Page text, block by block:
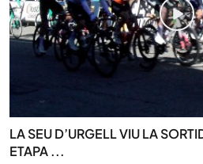
LA SEU D’URGELL VIU LA
ETAPA ...